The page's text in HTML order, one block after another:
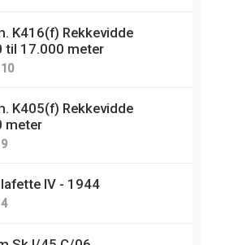
K416(f) Rekkevidde
til 17.000 meter
10
K405(f) Rekkevidde
meter
9
IV - 1944
4